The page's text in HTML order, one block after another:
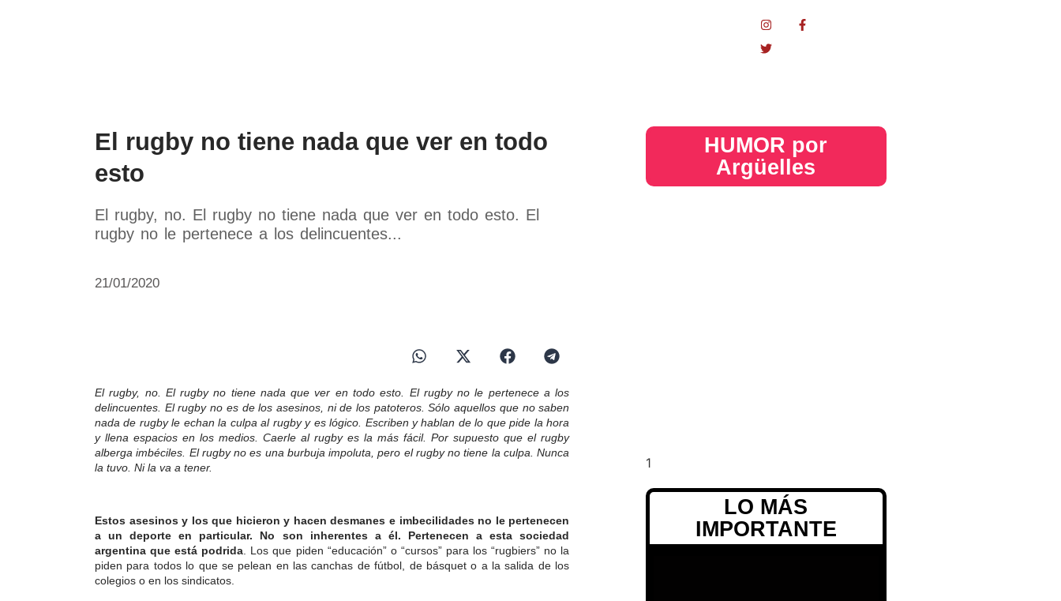
El rugby no tiene nada que ver en todo
esto
El rugby, no. El rugby no tiene nada que ver en todo esto. El
rugby no le pertenece a los delincuentes...
21/01/2020
El rugby, no. El rugby no tiene nada que ver en todo esto. El rugby no le pertenece a los
delincuentes. El rugby no es de los asesinos, ni de los patoteros. Sólo aquellos que no saben
nada de rugby le echan la culpa al rugby y es lógico. Escriben y hablan de lo que pide la hora
y llena espacios en los medios. Caerle al rugby es la más fácil. Por supuesto que el rugby
alberga imbéciles. El rugby no es una burbuja impoluta, pero el rugby no tiene la culpa. Nunca
la tuvo. Ni la va a tener.
Estos asesinos y los que hicieron y hacen desmanes e imbecilidades no le pertenecen
a un deporte en particular. No son inherentes a él. Pertenecen a esta sociedad
argentina que está podrida . Los que piden “educación” o “cursos” para los “rugbiers” no la
piden para todos lo que se pelean en las canchas de fútbol, de básquet o a la salida de los
colegios o en los sindicatos.
HUMOR por
Argüelles​
LO MÁS
IMPORTANTE